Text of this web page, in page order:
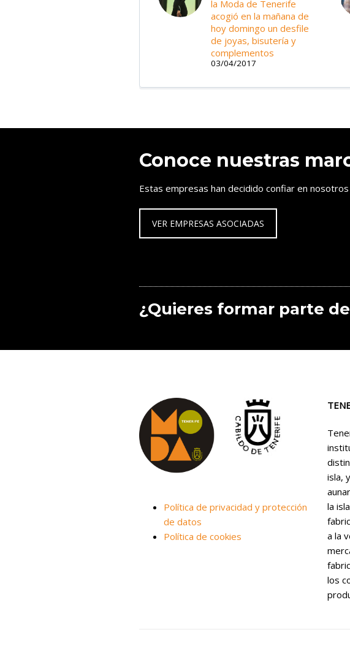
la Moda de Tenerife
acogió en la mañana de
hoy domingo un desfile
de joyas, bisutería y
complementos
03/04/2017
Conoce nuestras
Estas empresas han decidido confiar en nosotros
VER EMPRESAS ASOCIADAS
¿Quieres formar parte
Política de privacidad y protección
de datos
Política de cookies
isla,
la
a la
los